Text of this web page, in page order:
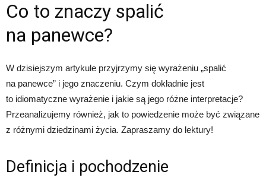
Co to znaczy spalić
na panewce?
W dzisiejszym artykule przyjrzymy się wyrażeniu „spalić
na panewce” i jego znaczeniu. Czym dokładnie jest
to idiomatyczne wyrażenie i jakie są jego różne interpretacje?
Przeanalizujemy również, jak to powiedzenie może być związane
z różnymi dziedzinami życia. Zapraszamy do lektury!
Definicja i pochodzenie